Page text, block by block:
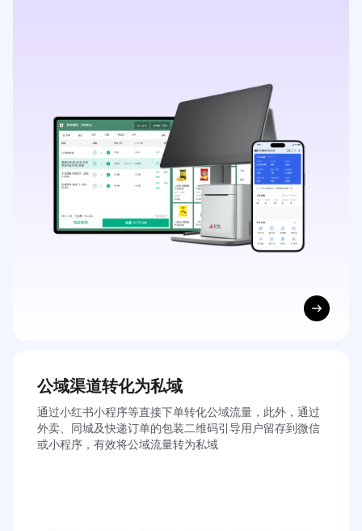
不同类型的文旅商家
都能业绩增长
为细分客群量身定制解决方案，精准提升你的复购率
公域渠道转化为私域
通过小红书小程序等直接下单转化公域流量，此外，通过
外卖、同城及快递订单的包装二维码引导用户留存到微信
或小程序，有效将公域流量转为私域